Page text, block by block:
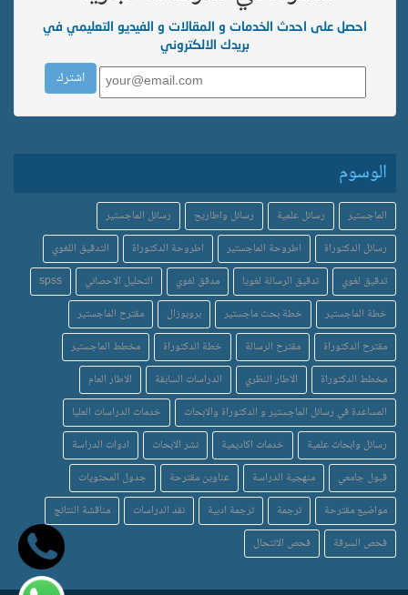
احصل على احدث الخدمات و المقالات و الفيديو التعليمي في
بريدك الالكتروني
الوسوم
الماجستير رسائل علمية رسائل واطاريح
رسائل الماجستير
رسائل الدكتوراة
اطروحة الماجستير اطروحة الدكتوراة
التدقيق اللغوي
تدقيق لغوي
تدقيق الرسالة لغويا مدقق لغوي التحليل الاحصائي
spss
خطة الماجستير
خطة بحث ماجستير بروبوزال
مقترح الماجستير
مقترح الدكتوراة
مقترح الرسالة خطة الدكتوراة
مخطط الماجستير
مخطط الدكتوراة
الاطار النظري الدراسات السابقة
الاطار العام
المساعدة في رسائل الماجستير و الدكتوراة والابحاث
خدمات الدراسات العليا
رسائل وابحاث علمية
خدمات اكاديمية نشر الابحاث
ادوات الدراسة
قبول جامعي
منهجية الدراسة عناوين مقترحة
جدول المحتويات
مواضيع مقترحة
ترجمة ترجمة ادبية نقد الدراسات
مناقشة النتائج
فحص السرقة
فحص الانتحال